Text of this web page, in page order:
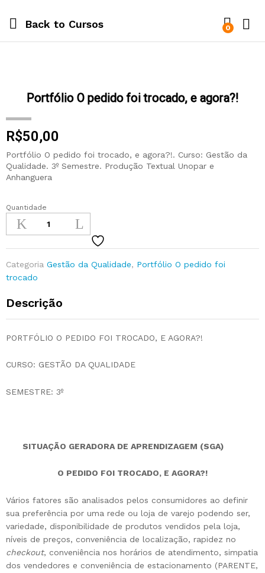
Back to Cursos 0
Portfólio O pedido foi trocado, e agora?!
R$50,00
Portfólio O pedido foi trocado, e agora?!. Curso: Gestão da
Qualidade. 3º Semestre. Produção Textual Unopar e
Anhanguera
Quantidade
Categoria Gestão da Qualidade, Portfólio O pedido foi
trocado
Descrição
PORTFÓLIO O PEDIDO FOI TROCADO, E AGORA?!
CURSO: GESTÃO DA QUALIDADE
SEMESTRE: 3º
SITUAÇÃO GERADORA DE APRENDIZAGEM (SGA)
O PEDIDO FOI TROCADO, E AGORA?!
Vários fatores são analisados pelos consumidores ao definir
sua preferência por uma rede ou loja de varejo podendo ser,
variedade, disponibilidade de produtos vendidos pela loja,
níveis de preços, conveniência de localização, rapidez no
checkout, conveniência nos horários de atendimento, simpatia
dos vendedores e conveniência de estacionamento (PARENTE,